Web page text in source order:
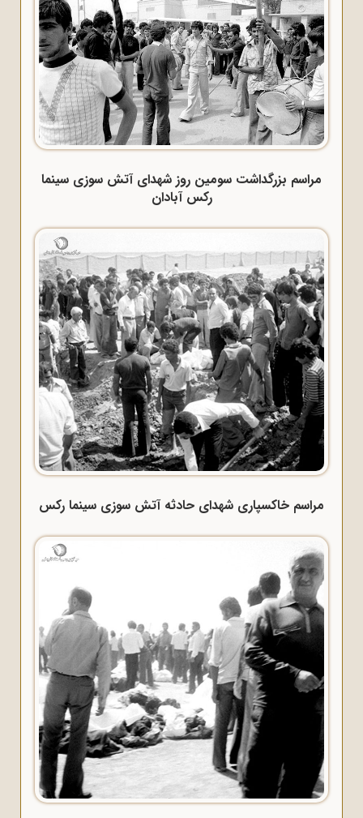
مراسم بزرگداشت سومین روز شهدای آتش سوزی سینما
رکس آبادان
مراسم خاکسپاری شهدای حادثه آتش سوزی سینما رکس